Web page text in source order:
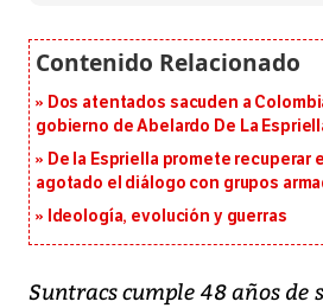
Dos atentados sacuden a
gobierno de Abelardo De La
De la Espriella promete recuperar
agotado el diálogo con grupos
Ideología, evolución y guerras
Suntracs cumple 48 años de